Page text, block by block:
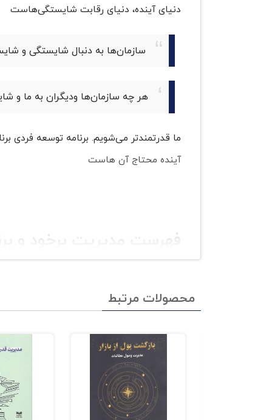
دنیای آینده، دنیای رقابت شایستگی‌هاست
سازمان‌ها به دنبال شایستگی و
هر چه سازمان‌ها ودیگران به ما و
ما قدرتمندتر می‌شویم. برنامه توسعه
آینده محتاج آن هاست
فهرست مدیریت برخود و
یادداشت اول : انتخاب شغل و مسیر پیشرفت
یادداشت دوم : مسیرهای پیشرفت شغلی
یادداشت سوم :هدف گذاری و برنامه ریزی
یادداشت چهارم :چگونه میتوانم یک برنامه
محصولات مرتبط